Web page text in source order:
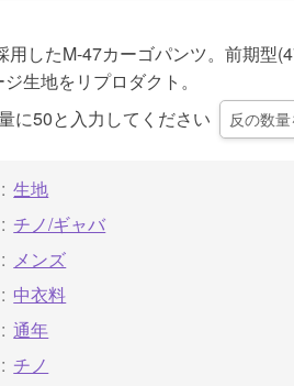
用したM-47カーゴパンツ。前期型
生地をリプロダクト。
に50と入力してください
反の数
生地
チノ/ギャバ
メンズ
中衣料
通年
チノ